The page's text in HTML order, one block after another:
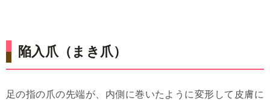
陥入爪（まき爪）
足の指の爪の先端が、内側に巻いたように変形して皮膚に